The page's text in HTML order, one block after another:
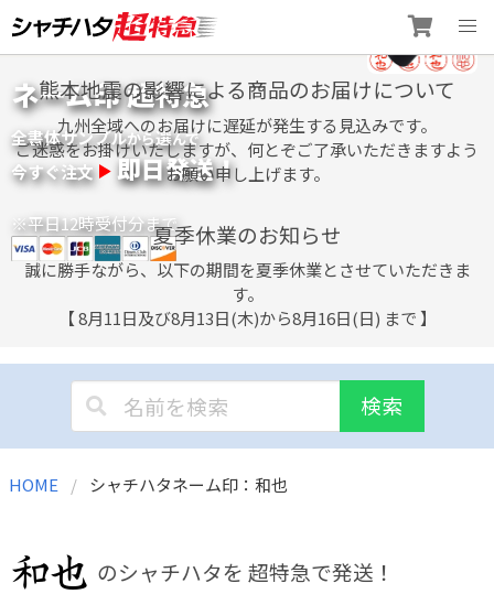
to
content
ネーム印 超特急
全書体サンプルから選んで
今すぐ注文 即日発送！
※平日12時受付分まで
熊本地震の影響による商品のお届けについて
九州全域へのお届けに遅延が発生する見込みです。
ご迷惑をお掛けいたしますが、何とぞご了承いただきますよう
お願い申し上げます。
夏季休業のお知らせ
誠に勝手ながら、以下の期間を夏季休業とさせていただきま
す。
【 8月11日及び8月13日(木)から8月16日(日) まで 】
検索
HOME シャチハタネーム印：和也
のシャチハタを 超特急で発送！